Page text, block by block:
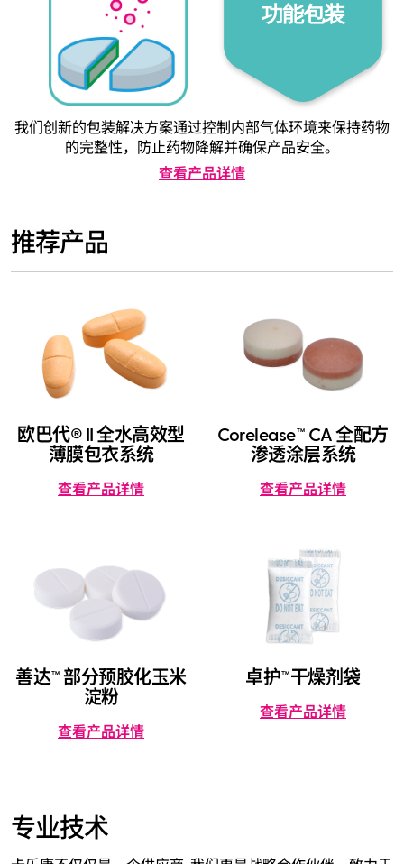
功能包装
我们创新的包装解决方案通过控制内部气体环境来保持药物
的完整性，防止药物降解并确保产品安全。
查看产品详情
推荐产品
欧巴代® II 全水高效型
薄膜包衣系统
查看产品详情
Corelease™ CA 全配方
渗透涂层系统
查看产品详情
善达™ 部分预胶化玉米
淀粉
查看产品详情
卓护™干燥剂袋
查看产品详情
专业技术